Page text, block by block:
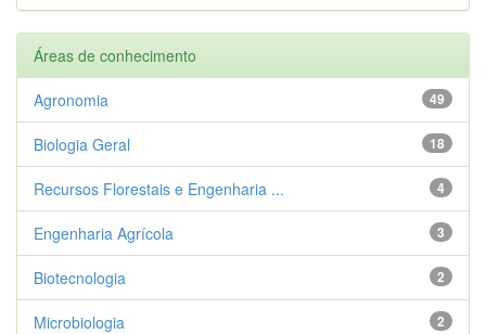
Áreas de conhecimento
49
Agronomia
18
Biologia Geral
4
Recursos Florestais e Engenharia ...
3
Engenharia Agrícola
2
Biotecnologia
2
Microbiologia